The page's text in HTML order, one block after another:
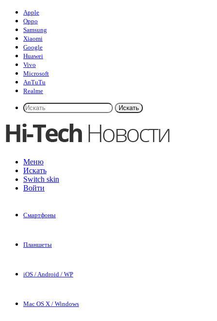
Apple
Oppo
Samsung
Xiaomi
Google
Huawei
Vivo
Microsoft
AnTuTu
Realme
Искать
Меню
Искать
Switch skin
Войти
Смартфоны
Планшеты
iOS / Android / WP
Mac OS X / Windows